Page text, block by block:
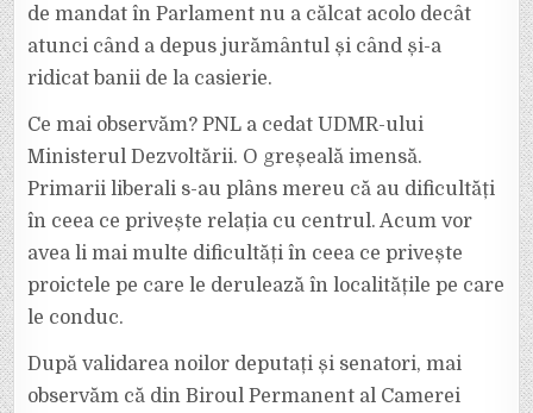
de mandat în Parlament nu a călcat acolo decât
atunci când a depus jurământul și când și-a
ridicat banii de la casierie.
Ce mai observăm? PNL a cedat UDMR-ului
Ministerul Dezvoltării. O greșeală imensă.
Primarii liberali s-au plâns mereu că au dificultăți
în ceea ce privește relația cu centrul. Acum vor
avea li mai multe dificultăți în ceea ce privește
proictele pe care le derulează în localitățile pe care
le conduc.
După validarea noilor deputați și senatori, mai
observăm că din Biroul Permanent al Camerei